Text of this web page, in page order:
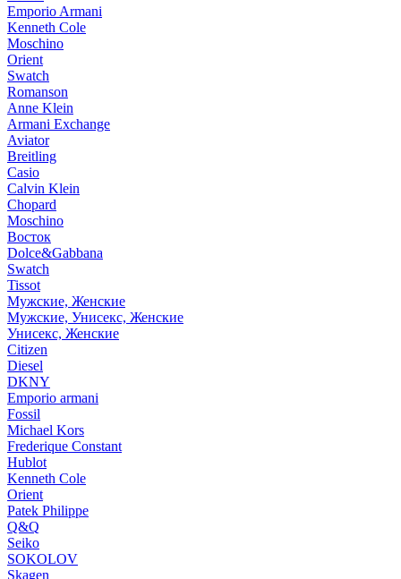
Emporio Armani
Kenneth Cole
Moschino
Orient
Swatch
Romanson
Anne Klein
Armani Exchange
Aviator
Breitling
Casio
Calvin Klein
Chopard
Moschino
Восток
Dolce&Gabbana
Swatch
Tissot
Мужские, Женские
Мужские, Унисекс, Женские
Унисекс, Женские
Citizen
Diesel
DKNY
Emporio armani
Fossil
Michael Kors
Frederique Constant
Hublot
Kenneth Cole
Orient
Patek Philippe
Q&Q
Seiko
SOKOLOV
Skagen